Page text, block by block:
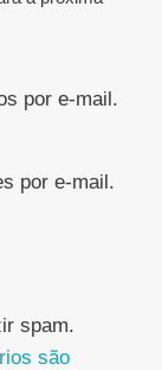
por e-mail.
por e-mail.
spam.
são